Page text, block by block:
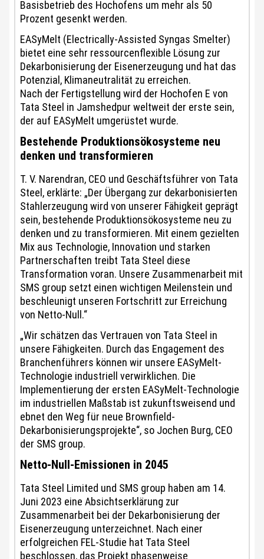
Basisbetrieb des Hochofens um mehr als 50
Prozent gesenkt werden.
EASyMelt (Electrically-Assisted Syngas Smelter)
bietet eine sehr ressourcenflexible Lösung zur
Dekarbonisierung der Eisenerzeugung und hat das
Potenzial, Klimaneutralität zu erreichen.
Nach der Fertigstellung wird der Hochofen E von
Tata Steel in Jamshedpur weltweit der erste sein,
der auf EASyMelt umgerüstet wurde.
Bestehende Produktionsökosysteme neu
denken und transformieren
T. V. Narendran, CEO und Geschäftsführer von Tata
Steel, erklärte: „Der Übergang zur dekarbonisierten
Stahlerzeugung wird von unserer Fähigkeit geprägt
sein, bestehende Produktionsökosysteme neu zu
denken und zu transformieren. Mit einem gezielten
Mix aus Technologie, Innovation und starken
Partnerschaften treibt Tata Steel diese
Transformation voran. Unsere Zusammenarbeit mit
SMS group setzt einen wichtigen Meilenstein und
beschleunigt unseren Fortschritt zur Erreichung
von Netto-Null.“
„Wir schätzen das Vertrauen von Tata Steel in
unsere Fähigkeiten. Durch das Engagement des
Branchenführers können wir unsere EASyMelt-
Technologie industriell verwirklichen. Die
Implementierung der ersten EASyMelt-Technologie
im industriellen Maßstab ist zukunftsweisend und
ebnet den Weg für neue Brownfield-
Dekarbonisierungsprojekte“, so Jochen Burg, CEO
der SMS group.
Netto-Null-Emissionen in 2045
Tata Steel Limited und SMS group haben am 14.
Juni 2023 eine Absichtserklärung zur
Zusammenarbeit bei der Dekarbonisierung der
Eisenerzeugung unterzeichnet. Nach einer
erfolgreichen FEL-Studie hat Tata Steel
beschlossen, das Projekt phasenweise